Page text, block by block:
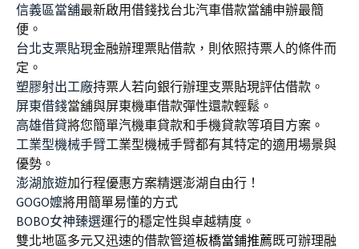
信義區當舖最新啟用借錢找台北汽車借款當舖申辦最簡
便。
台北支票貼現金融辦理票貼借款，則依照持票人的條件而
定。
塑膠射出工廠持票人若向銀行辦理支票貼現評估借款。
屏東借錢當舖與屏東機車借款彈性還款輕鬆。
高雄借貸將您簡單汽機車貸款和手機貸款等項目方案。
工業型機械手臂工業型機械手臂都有其特定的適用場景與
優勢。
澎湖旅遊加行程優惠方案精選澎湖自由行！
GOGO嬤將用簡單易懂的方式
BOBO女神臻選運行的穩定性與卓越精度。
雙北地區多元又迅速的借款管道板橋當鋪推薦既可辦理融